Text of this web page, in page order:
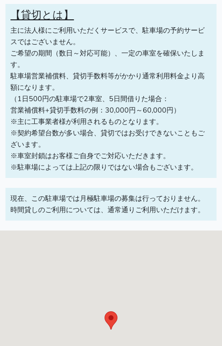
【貸切とは】
主に法人様にご利用いただくサービスで、駐車場の予約サービ
スではございません。
ご希望の期間（数日～対応可能）、一定の車室を確保いたしま
す。
駐車場営業補償料、貸切手数料等がかかり通常利用料金より高
額になります。
（1日500円の駐車場で2車室、5日間借りた場合：
営業補償料+貸切手数料の例：30,000円～60,000円）
※主に工事業者様が利用されるものとなります。
※契約希望台数が多い場合、貸切ではお受けできないこともご
ざいます。
※車室封鎖はお客様ご自身でご対応いただきます。
※駐車場によっては上記の限りではない場合もございます。
現在、この駐車場では月極駐車場の募集は行っておりません。
時間貸しのご利用については、通常通りご利用いただけます。